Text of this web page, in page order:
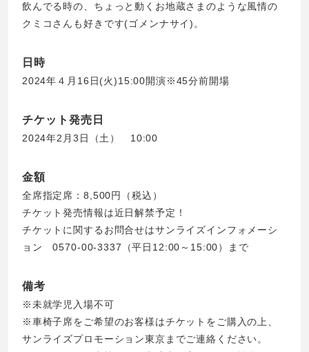
飲んでる時の、ちょっと動くお地蔵さまのような風情の
クミコさんも好きです(ゴメンナサイ)。
日時
2024年４月16日(火)15:00開演※45分前開場
チケット発売日
2024年2月3日（土） 10:00
金額
全席指定席：8,500円（税込）
チケット発売情報は近日解禁予定！
チケットに関するお問合せはサンライズインフォメーシ
ョン 0570-00-3337（平日12:00～15:00）まで
備考
※未就学児入場不可
※車椅子席をご希望のお客様はチケットをご購入の上、
サンライズプロモーション東京までご連絡ください。